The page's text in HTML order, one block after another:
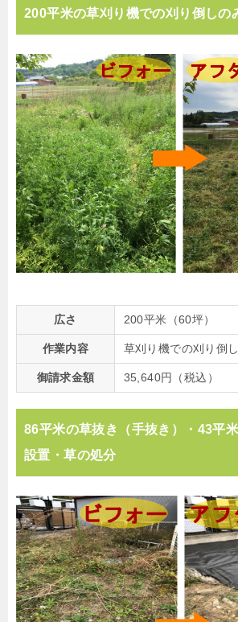
200平米の草刈り機での刈り倒しの
広さ 200平米（60坪）
作業内容 草刈り機での刈り倒
御請求金額 35,640円（税込）
86平米の草抜き（手抜き）・43平
設置・草の処分